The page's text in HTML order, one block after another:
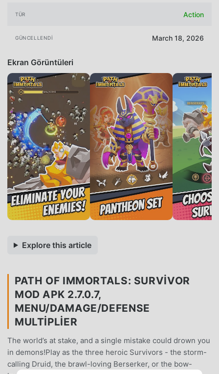
TÜR Action
GÜNCELLENDI March 18, 2026
Ekran Görüntüleri
Explore this article
PATH OF IMMORTALS: SURVIVOR
MOD APK 2.7.0.7,
MENU/DAMAGE/DEFENSE
MULTIPLIER
The world’s at stake, and a single mistake could drown you
in demons!Play as the three heroic Survivors - the storm-
calling Druid, the brawl-loving Berserker, or the bow-